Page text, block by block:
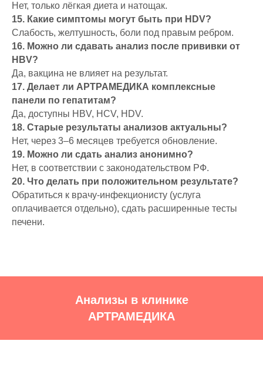
Нет, только лёгкая диета и натощак.
15. Какие симптомы могут быть при HDV?
Слабость, желтушность, боли под правым ребром.
16. Можно ли сдавать анализ после прививки от
HBV?
Да, вакцина не влияет на результат.
17. Делает ли АРТРАМЕДИКА комплексные
панели по гепатитам?
Да, доступны HBV, HCV, HDV.
18. Старые результаты анализов актуальны?
Нет, через 3–6 месяцев требуется обновление.
19. Можно ли сдать анализ анонимно?
Нет, в соответствии с законодательством РФ.
20. Что делать при положительном результате?
Обратиться к врачу-инфекционисту (услуга
оплачивается отдельно), сдать расширенные тесты
печени.
Анализы в клинике
АРТРАМЕДИКА